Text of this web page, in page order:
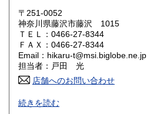
岡山県 600円
山口県 600円
香川県
〒251-0052
神奈川県藤沢市藤沢 1015
ＴＥＬ：0466-27-8344
ＦＡＸ：0466-27-8344
Email：hikaru-t@msi.biglobe.ne.jp
担当者：戸田 光
店舗へのお問い合わせ
基本的に美品を揃えております。
続きを読む